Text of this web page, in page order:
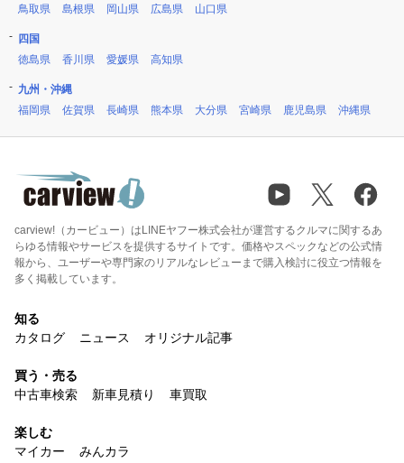
鳥取県
島根県 岡山県 広島県 山口県
四国
徳島県
香川県 愛媛県 高知県
九州・沖縄
福岡県
佐賀県 長崎県 熊本県 大分県 宮崎県 鹿児島県 沖縄県
carview!（カービュー）はLINEヤフー株式会社が運営するクルマに関するあ
らゆる情報やサービスを提供するサイトです。価格やスペックなどの公式情
報から、ユーザーや専門家のリアルなレビューまで購入検討に役立つ情報を
多く掲載しています。
知る
カタログ
ニュース オリジナル記事
買う・売る
中古車検索
新車見積り 車買取
楽しむ
マイカー
みんカラ